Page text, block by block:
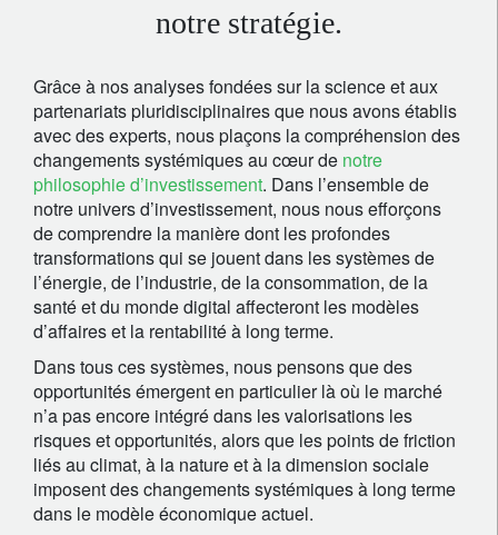
notre stratégie.
Grâce à nos analyses fondées sur la science et aux
partenariats pluridisciplinaires que nous avons établis
avec des experts, nous plaçons la compréhension des
changements systémiques au cœur de notre
philosophie d’investissement. Dans l’ensemble de
notre univers d’investissement, nous nous efforçons
de comprendre la manière dont les profondes
transformations qui se jouent dans les systèmes de
l’énergie, de l’industrie, de la consommation, de la
santé et du monde digital affecteront les modèles
d’affaires et la rentabilité à long terme.
Dans tous ces systèmes, nous pensons que des
opportunités émergent en particulier là où le marché
n’a pas encore intégré dans les valorisations les
risques et opportunités, alors que les points de friction
liés au climat, à la nature et à la dimension sociale
imposent des changements systémiques à long terme
dans le modèle économique actuel.